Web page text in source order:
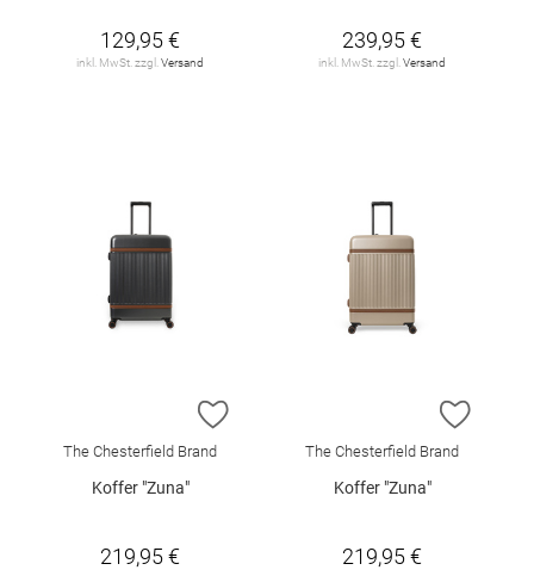
129,95 €
inkl. MwSt. zzgl. Versand
239,95 €
inkl. MwSt. zzgl. Versand
ZUR WUNSCHLISTE HINZUFÜGEN
The Chesterfield Brand
Koffer "Zuna"
219,95 €
ZUR
The Chesterfield Brand
Koffer "Zuna"
219,95 €